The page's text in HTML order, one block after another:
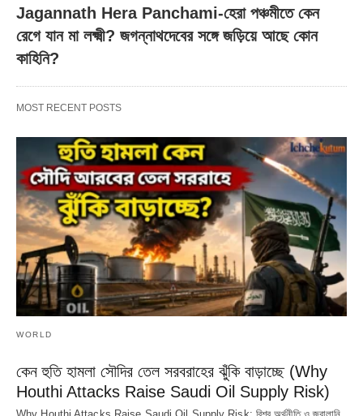
Jagannath Hera Panchami-হেরা পঞ্চমীতে কেন
রেগে যান মা লক্ষ্মী? জগন্নাথদেবের সঙ্গে জড়িয়ে আছে কোন
কাহিনি?
MOST RECENT POSTS
WORLD
কেন হুতি হামলা সৌদির তেল সরবরাহের ঝুঁকি বাড়াচ্ছে (Why
Houthi Attacks Raise Saudi Oil Supply Risk)